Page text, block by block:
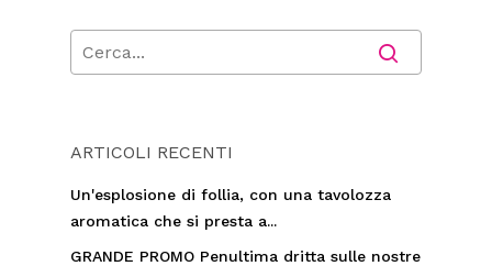
ARTICOLI RECENTI
Un'esplosione di follia, con una tavolozza
aromatica che si presta a...
GRANDE PROMO Penultima dritta sulle nostre